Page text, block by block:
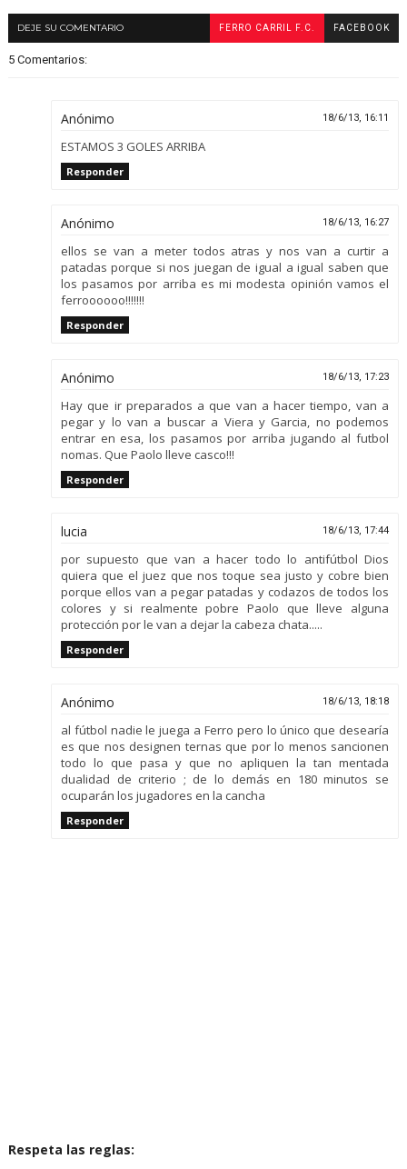
DEJE SU COMENTARIO FERRO CARRIL F.C. FACEBOOK
5 Comentarios:
Anónimo 18/6/13, 16:11
ESTAMOS 3 GOLES ARRIBA
Responder
Anónimo 18/6/13, 16:27
ellos se van a meter todos atras y nos van a curtir a
patadas porque si nos juegan de igual a igual saben que
los pasamos por arriba es mi modesta opinión vamos el
ferroooooo!!!!!!!
Responder
Anónimo 18/6/13, 17:23
Hay que ir preparados a que van a hacer tiempo, van a
pegar y lo van a buscar a Viera y Garcia, no podemos
entrar en esa, los pasamos por arriba jugando al futbol
nomas. Que Paolo lleve casco!!!
Responder
lucia 18/6/13, 17:44
por supuesto que van a hacer todo lo antifútbol Dios
quiera que el juez que nos toque sea justo y cobre bien
porque ellos van a pegar patadas y codazos de todos los
colores y si realmente pobre Paolo que lleve alguna
protección por le van a dejar la cabeza chata.....
Responder
Anónimo 18/6/13, 18:18
al fútbol nadie le juega a Ferro pero lo único que desearía
es que nos designen ternas que por lo menos sancionen
todo lo que pasa y que no apliquen la tan mentada
dualidad de criterio ; de lo demás en 180 minutos se
ocuparán los jugadores en la cancha
Responder
Respeta las reglas: